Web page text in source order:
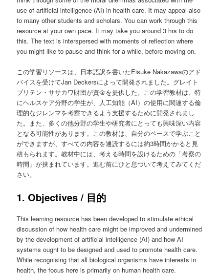
use of artificial intelligence (AI) in health care. It may appeal also
to many other students and scholars. You can work through this
resource at your own pace. It may take you around 3 hrs to do
this. The text is interspersed with moments of reflection where
you might like to pause and think for a while, before moving on.
この学習リソースは、日本語訳を書いたEisuke Nakazawaのアド
バイスを受けてJan Deckersによって開発されました。グレイト
ブリテン・ササカワ財団が資金を提供した。この学習教材は、特
にヘルスケア分野の学生が、人工知能（AI）の使用に関連する倫
理的なジレンマを考察できるよう支援するために開発されまし
た。また、多くの他分野の学生や研究者にとっても興味深い内容
となる可能性があります。この教材は、自分のペースで学ぶこと
ができますが、すべての内容を通読するには約3時間かかると見
積もられます。教材中には、考える時間を設けるための「考察の
時間」が挟まれています。進む前にひと息ついて考えてみてくだ
さい。
1. Objectives / 目的
This learning resource has been developed to stimulate ethical
discussion of how health care might be improved and undermined
by the development of artificial intelligence (AI) and how AI
systems ought to be designed and used to promote health care.
While recognising that all biological organisms have interests in
health, the focus here is primarily on human health care.